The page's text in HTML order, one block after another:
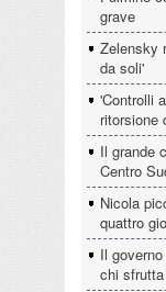
grave
Zelensky
da soli'
'Controlli
ritorsione
Il grande
Centro
Nicola
quattro
Il
chi